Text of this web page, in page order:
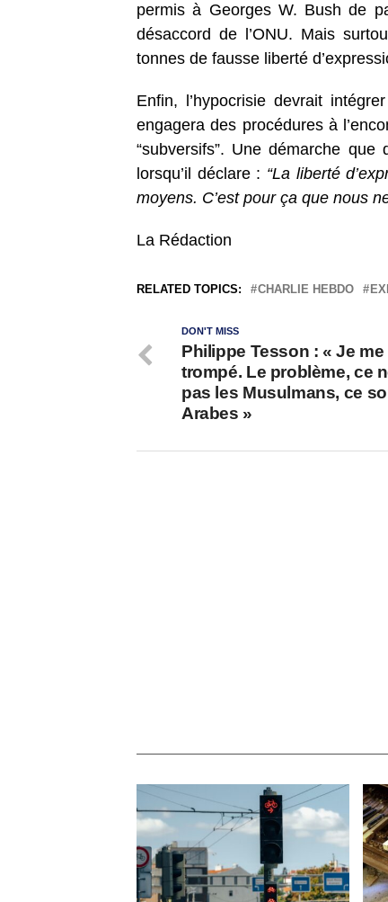
permis à Georges W. Bush de
désaccord de l’ONU. Mais
tonnes de fausse liberté
Enfin, l’hypocrisie devrait
engagera des procédures à
“subversifs”. Une démarche
lorsqu’il déclare : “La liberté
moyens. C’est pour ça que nous
La Rédaction
RELATED TOPICS: CHARLIE HEBDO
DON'T MISS
Philippe Tesson : « Je
trompé. Le problème, ce
pas les Musulmans, ce
Arabes »